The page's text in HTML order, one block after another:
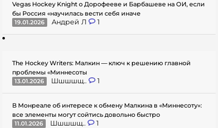
Vegas Hockey Knight о Дорофееве и Барбашеве на ОИ, если
бы Россия «научилась вести себя иначе
19.01.2026
Андрей Л 1
The Hockey Writers: Малкин — ключ к решению главной
проблемы «Миннесоты
13.01.2026
Шшшшщ.. 1
В Монреале об интересе к обмену Малкина в «Миннесоту»:
все элементы могут сойтись довольно быстро
11.01.2026
Шшшшщ.. 1